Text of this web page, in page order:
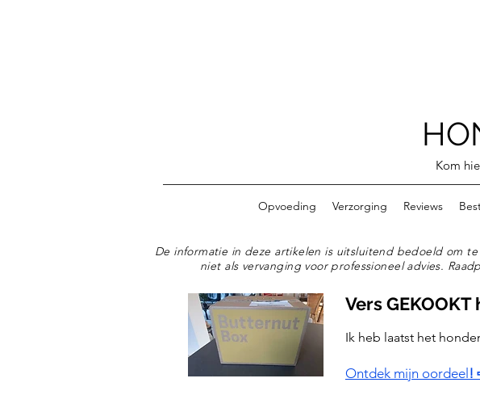
Kom
Opvoeding Verzorging Reviews
De informatie in deze artikelen is uitsluitend bedoeld om
niet als vervanging voor professioneel advies.
Vers
Ik heb laatst het
Ontdek mijn oordeel !